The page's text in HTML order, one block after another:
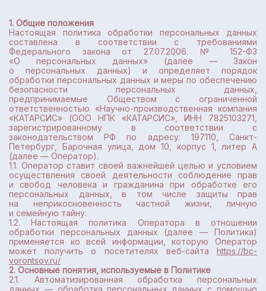
1. Общие положения
Настоящая политика обработки персональных данных
составлена в соответствии с требованиями
Федерального закона от 27.07.2006. № 152-ФЗ
«О персональных данных» (далее — Закон
о персональных данных) и определяет порядок
обработки персональных данных и меры по обеспечению
безопасности персональных данных,
предпринимаемые Обществом с ограниченной
ответственностью «Научно-производственная компания
«КАТАРСИС» (ООО НПК «КАТАРСИС», ИНН 7825103271,
зарегистрированному в соответствии с
законодательством РФ по адресу: 197110, Санкт-
Петербург, Барочная улица, дом 10, корпус 1, литер А
(далее — Оператор).
1.1. Оператор ставит своей важнейшей целью и условием
осуществления своей деятельности соблюдение прав
и свобод человека и гражданина при обработке его
персональных данных, в том числе защиты прав
на неприкосновенность частной жизни, личную
и семейную тайну.
1.2. Настоящая политика Оператора в отношении
обработки персональных данных (далее — Политика)
применяется ко всей информации, которую Оператор
может получить о посетителях веб-сайта https://bc-
vorontsov.ru/
2. Основные понятия, используемые в Политике
2.1. Автоматизированная обработка персональных
данных — обработка персональных данных с помощью